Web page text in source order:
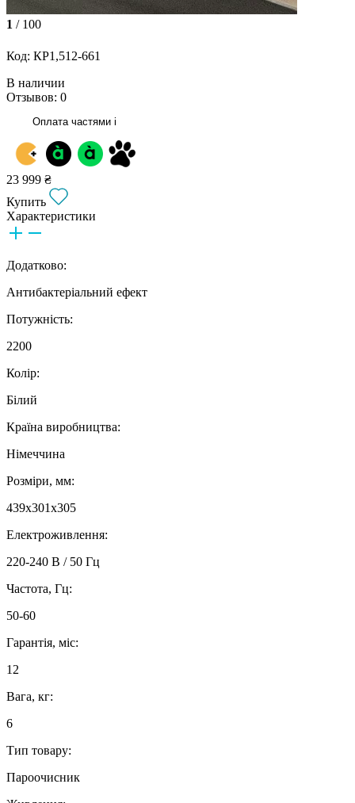
1 / 100
Код: КР1,512-661
В наличии
Отзывов: 0
Оплата частями i
23 999 ₴
Купить
Характеристики
Додатково:
Антибактеріальний ефект
Потужність:
2200
Колір:
Білий
Країна виробництва:
Німеччина
Розміри, мм:
439х301х305
Електроживлення:
220-240 В / 50 Гц
Частота, Гц:
50-60
Гарантія, міс:
12
Вага, кг:
6
Тип товару:
Пароочисник